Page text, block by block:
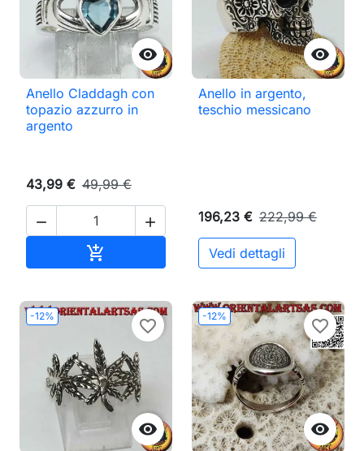

Anello Claddagh con
topazio azzurro in
argento
43,99 € 49,99 €
 
 Aggiungi al carrello

Anello in argento,
teschio messicano
196,23 € 222,99 €
Vedi dettagli
-12%

favorite_border
-12%

favorite_border